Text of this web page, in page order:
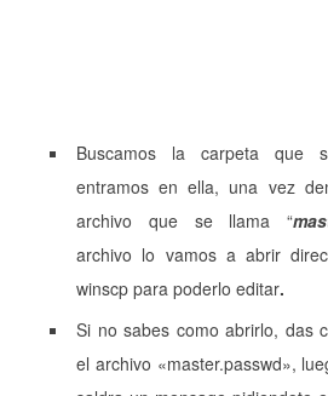
Buscamos la carpeta que
entramos en ella, una vez
archivo que se llama “
archivo lo vamos a abrir
winscp para poderlo editar.
Si no sabes como abrirlo, das
el archivo «master.passwd»,